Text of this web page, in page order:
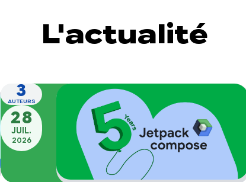
L'actualité
3
AUTEURS
28
JUIL.
2026